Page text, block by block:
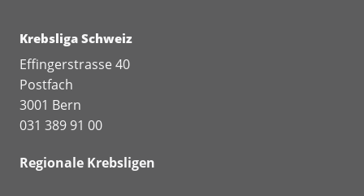
Krebsliga Schweiz
Effingerstrasse 40
Postfach
3001 Bern
031 389 91 00
Regionale Krebsligen